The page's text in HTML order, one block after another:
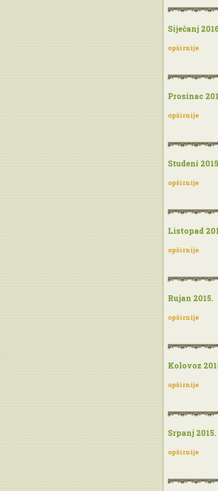
Siječanj
opširnije
Prosinac
opširnije
Studeni
opširnije
Listopad
opširnije
Rujan 2015.
opširnije
Kolovoz
opširnije
Srpanj 2015.
opširnije